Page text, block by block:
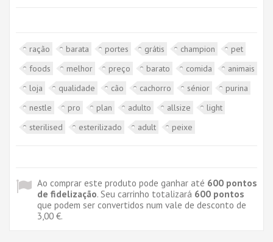
ração barata portes grátis champion
pet
foods
melhor preço barato comida
animais
loja
qualidade cão cachorro sénior
purina
nestle
pro plan adulto allsize
light
sterilised
esterilizado adult peixe
Ao comprar este produto pode ganhar até 600 pontos
de fidelização. Seu carrinho totalizará 600 pontos
que podem ser convertidos num vale de desconto de
3,00 €.